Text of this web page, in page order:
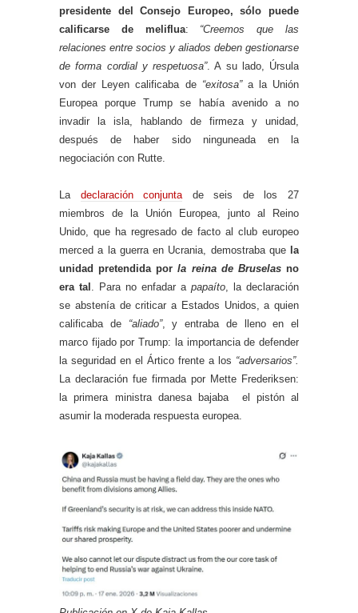
presidente del Consejo Europeo, sólo puede
calificarse de meliflua: “Creemos que las
relaciones entre socios y aliados deben gestionarse
de forma cordial y respetuosa”. A su lado, Úrsula
von der Leyen calificaba de “exitosa”a la Unión
Europea porque Trump se había avenido a no
invadir la isla, hablando de firmeza y unidad,
después de haber sido ninguneada en la
negociación con Rutte.
La declaración conjuntade seis de los 27
miembros de la Unión Europea, junto al Reino
Unido, que ha regresado de facto al club europeo
merced a la guerra en Ucrania, demostraba que la
unidad pretendida porla reina de Bruselasno
era tal . Para no enfadar a papaíto, la declaración
se abstenía de criticar a Estados Unidos, a quien
calificaba de “aliado”, y entraba de lleno en el
marco fijado por Trump: la importancia de defender
la seguridad en el Ártico frente a los “adversarios”.
La declaración fue firmada por Mette Frederiksen:
la primera ministra danesa bajaba el pistón al
asumir la moderada respuesta europea.